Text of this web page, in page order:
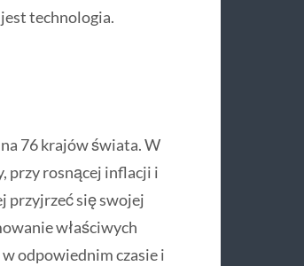
technologia.
76 krajów świata. W
przy rosnącej inflacji i
przyjrzeć się swojej
właściwych
odpowiednim czasie i